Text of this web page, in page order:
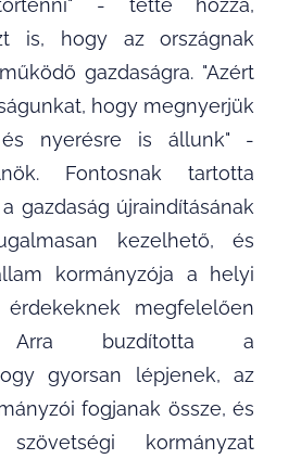
- tette hozzá,
is, hogy az országnak
gazdaságra. "Azért
hogy megnyerjük
nyerésre is állunk" -
Fontosnak tartotta
gazdaság újraindításának
kezelhető, és
kormányzója a helyi
megfelelően
Arra buzdította a
gyorsan lépjenek, az
fogjanak össze, és
kormányzat